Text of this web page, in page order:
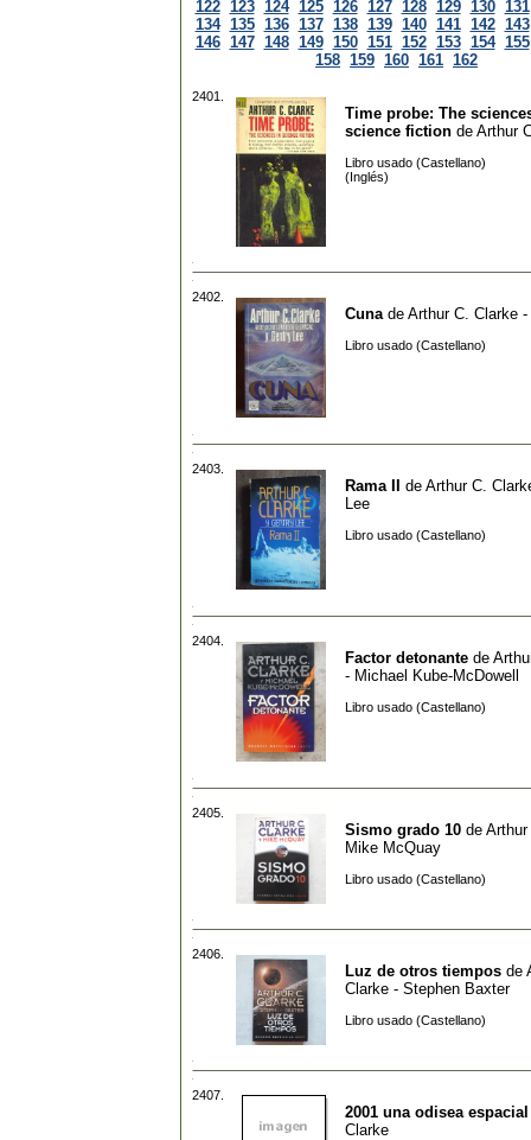
122 123 124 125 126 127 128 129 130 131
134 135 136 137 138 139 140 141 142 143
146 147 148 149 150 151 152 153 154 155
158 159 160 161 162
2401.
Time probe: The
science fiction de Arthur
Libro usado (Castellano)
(Inglés)
2402.
Cuna de Arthur C. Clarke
Libro usado (Castellano)
2403.
Rama II de Arthur C.
Lee
Libro usado (Castellano)
2404.
Factor detonante de
- Michael Kube-McDowell
Libro usado (Castellano)
2405.
Sismo grado 10 de
Mike McQuay
Libro usado (Castellano)
2406.
Luz de otros tiempos de
Clarke - Stephen Baxter
Libro usado (Castellano)
2407.
2001 una odisea espacial
Clarke